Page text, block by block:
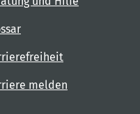
melden